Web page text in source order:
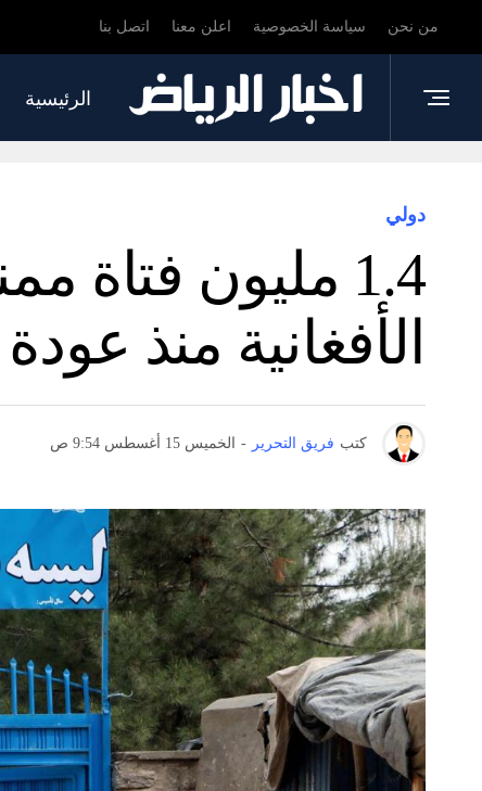
من نحن سياسة الخصوصية اعلن معنا اتصل بنا
الرئيسية
دولي
1.4 مليون
الأفغانية منذ
كتب فريق التحرير - الخميس 15 أغسطس 9:54 ص